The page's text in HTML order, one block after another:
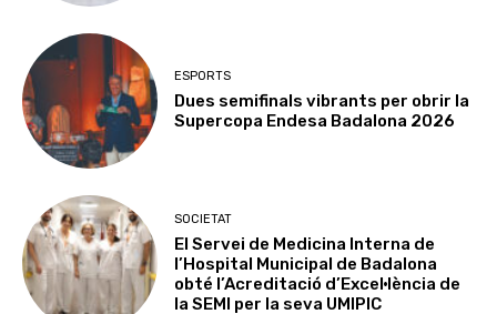
ESPORTS
Dues semifinals vibrants per obrir la
Supercopa Endesa Badalona 2026
SOCIETAT
El Servei de Medicina Interna de
l’Hospital Municipal de Badalona
obté l’Acreditació d’Excel·lència de
la SEMI per la seva UMIPIC